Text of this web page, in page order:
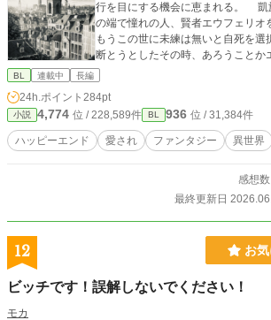
行を目にする機会に恵まれる。 凱
の端で憧れの人、賢者エウフェリオ
もうこの世に未練は無いと自死を選
断とうとしたその時、あろうことか
てしまう。しかもどういう訳だか勇
縮させていたオリンドの、新しく楽
年齢指定表現は「賢者様が大好きだ
人の時間を探査版〜」にて一部抜粋
BL 連載中 長編
24h.ポイント 284pt
小説 4,774 位 / 228,589件 BL 936 位 / 31,384件
ハッピーエンド 愛され ファンタジー 異世界
感想
最終更新日
12 お
ビッチです！誤解しないでください！
モカ